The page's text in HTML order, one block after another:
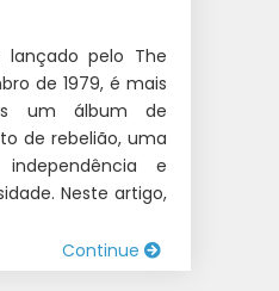
lançado pelo The
de 1979, é mais
um álbum de
de rebelião, uma
e
Neste artigo,
Continue